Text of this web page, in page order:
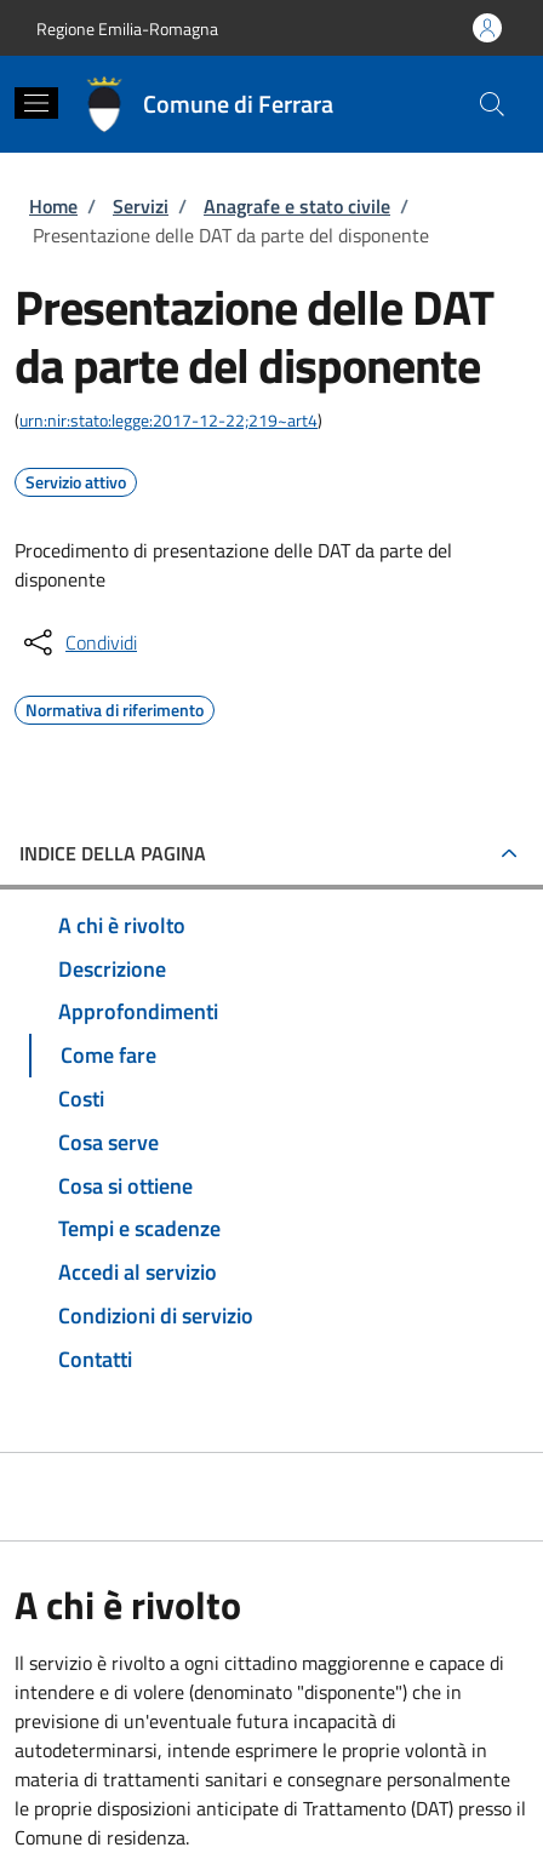
Regione Emilia-Romagna
Comune di Ferrara
Briciole di pane
Home / Servizi / Anagrafe e stato civile /
Presentazione delle DAT da parte del disponente
Presentazione delle DAT
da parte del disponente
(urn:nir:stato:legge:2017-12-22;219~art4)
Servizio attivo
Procedimento di presentazione delle DAT da parte del
disponente
Condividi
Normativa di riferimento
INDICE DELLA PAGINA
A chi è rivolto
Descrizione
Approfondimenti
Come fare
Costi
Cosa serve
Cosa si ottiene
Tempi e scadenze
Accedi al servizio
Condizioni di servizio
Contatti
A chi è rivolto
Il servizio è rivolto a ogni cittadino maggiorenne e capace di
intendere e di volere (denominato "disponente") che in
previsione di un'eventuale futura incapacità di
autodeterminarsi, intende esprimere le proprie volontà in
materia di trattamenti sanitari e consegnare personalmente
le proprie disposizioni anticipate di Trattamento (DAT) presso il
Comune di residenza.